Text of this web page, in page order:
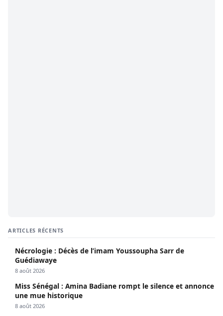
ARTICLES RÉCENTS
Nécrologie : Décès de l’imam Youssoupha Sarr de
Guédiawaye
8 août 2026
Miss Sénégal : Amina Badiane rompt le silence et annonce
une mue historique
8 août 2026